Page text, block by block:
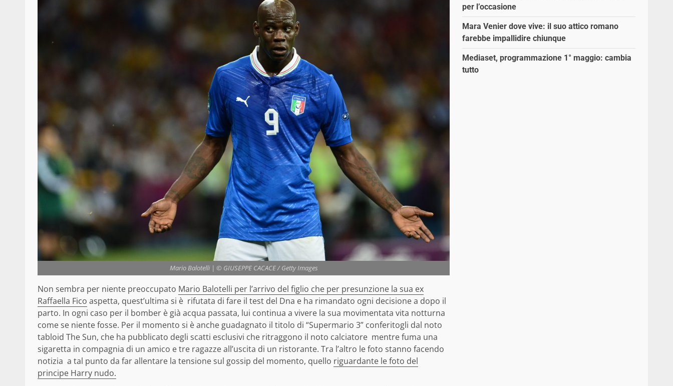
Mario Balotelli | © GIUSEPPE CACACE / Getty Images
Non sembra per niente preoccupato Mario Balotelli per l’arrivo del figlio che per presunzione la sua ex
Raffaella Fico aspetta, quest’ultima si è rifutata di fare il test del Dna e ha rimandato ogni decisione a dopo il
parto. In ogni caso per il bomber è già acqua passata, lui continua a vivere la sua movimentata vita notturna
come se niente fosse. Per il momento si è anche guadagnato il titolo di “Supermario 3” conferitogli dal noto
tabloid The Sun, che ha pubblicato degli scatti esclusivi che ritraggono il noto calciatore mentre fuma una
sigaretta in compagnia di un amico e tre ragazze all’uscita di un ristorante. Tra l’altro le foto stanno facendo
notizia a tal punto da far allentare la tensione sul gossip del momento, quello riguardante le foto del
principe Harry nudo.
per l’occasione
Mara Venier dove vive: il suo attico romano
farebbe impallidire chiunque
Mediaset, programmazione 1° maggio: cambia
tutto